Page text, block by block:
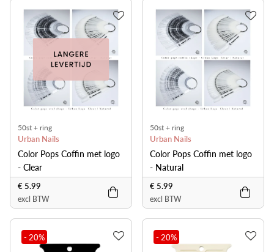
50st + ring
Urban Nails
Color Pops Coffin met logo
- Clear
€ 5.99
excl BTW
50st + ring
Urban Nails
Color Pops Coffin met logo
- Natural
€ 5.99
excl BTW
- 20% - 20%